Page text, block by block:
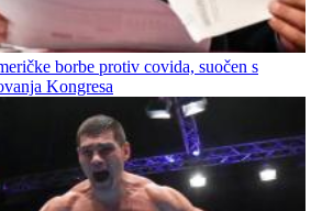
borbe protiv covida, suočen s
Kongresa